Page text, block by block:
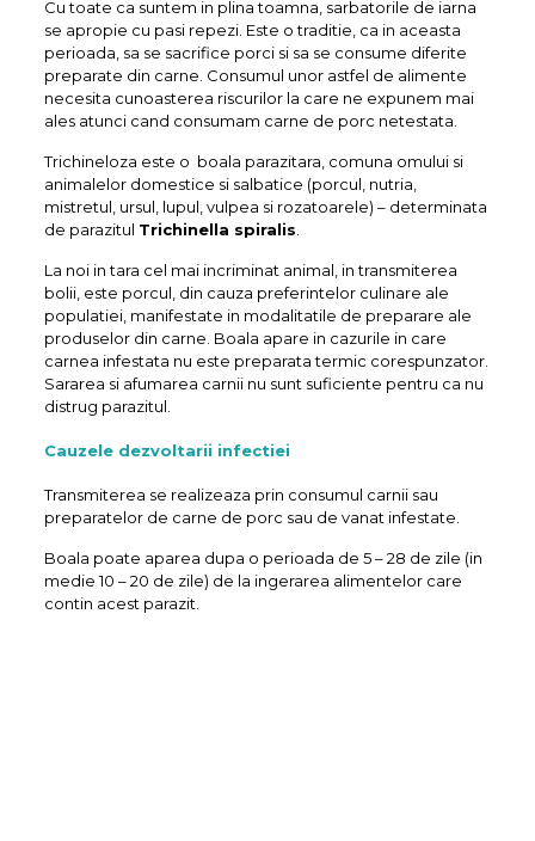
Cu toate ca suntem in plina toamna, sarbatorile de iarna
se apropie cu pasi repezi. Este o traditie, ca in aceasta
perioada, sa se sacrifice porci si sa se consume diferite
preparate din carne. Consumul unor astfel de alimente
necesita cunoasterea riscurilor la care ne expunem mai
ales atunci cand consumam carne de porc netestata.
Trichineloza este o boala parazitara, comuna omului si
animalelor domestice si salbatice (porcul, nutria,
mistretul, ursul, lupul, vulpea si rozatoarele) – determinata
de parazitul Trichinella spiralis
La noi in tara cel mai incriminat animal, in transmiterea
bolii, este porcul, din cauza preferintelor culinare ale
populatiei, manifestate in modalitatile de preparare ale
produselor din carne. Boala apare in cazurile in care
carnea infestata nu este preparata termic corespunzator.
Sararea si afumarea carnii nu sunt suficiente pentru ca nu
distrug parazitul.
Cauzele dezvoltarii infectiei
Transmiterea se realizeaza prin consumul carnii sau
preparatelor de carne de porc sau de vanat infestate.
Boala poate aparea dupa o perioada de 5 – 28 de zile (in
medie 10 – 20 de zile) de la ingerarea alimentelor care
contin acest parazit.